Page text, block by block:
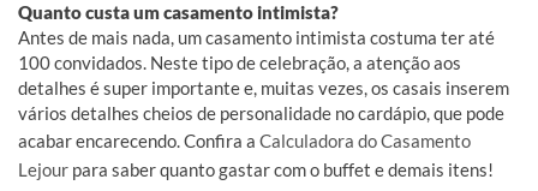
Quanto custa um casamento intimista?
Antes de mais nada, um casamento intimista costuma ter até
100 convidados. Neste tipo de celebração, a atenção aos
detalhes é super importante e, muitas vezes, os casais inserem
vários detalhes cheios de personalidade no cardápio, que pode
acabar encarecendo. Confira a Calculadora do Casamento
Lejour para saber quanto gastar com o buffet e demais itens!